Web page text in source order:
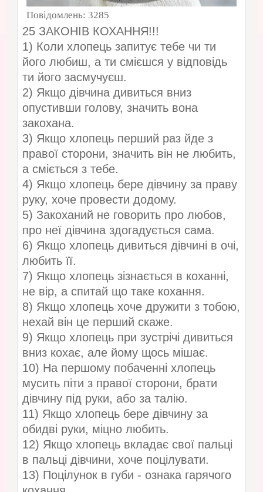
Повідомлень: 3285
25 ЗАКОНІВ КОХАННЯ!!!
1) Коли хлопець запитує тебе чи ти
його любиш, а ти смієшся у відповідь
ти його засмучуєш.
2) Якщо дівчина дивиться вниз
опустивши голову, значить вона
закохана.
3) Якщо хлопець перший раз йде з
правої сторони, значить він не любить,
а сміється з тебе.
4) Якщо хлопець бере дівчину за праву
руку, хоче провести додому.
5) Закоханий не говорить про любов,
про неї дівчина здогадується сама.
6) Якщо хлопець дивиться дівчині в очі,
любить її.
7) Якщо хлопець зізнається в коханні,
не вір, а спитай що таке кохання.
8) Якщо хлопець хоче дружити з тобою,
нехай він це перший скаже.
9) Якщо хлопець при зустрічі дивиться
вниз кохає, але йому щось мішає.
10) На першому побаченні хлопець
мусить піти з правої сторони, брати
дівчину під руки, або за талію.
11) Якщо хлопець бере дівчину за
обидві руки, міцно любить.
12) Якщо хлопець вкладає свої пальці
в пальці дівчини, хоче поцілувати.
13) Поцілунок в губи - ознака гарячого